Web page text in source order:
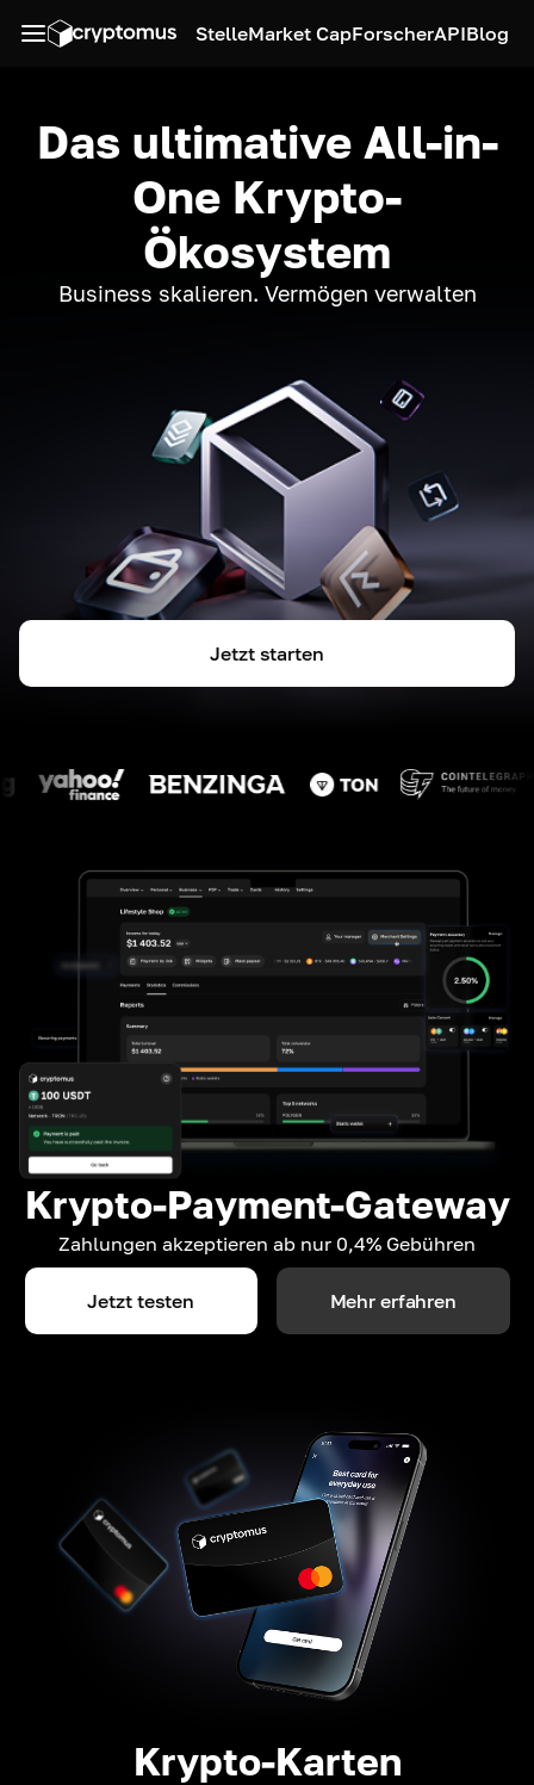
StelleMarket CapForscherAPIBlog
Das ultimative All-in-
One Krypto-
Ökosystem
Business skalieren. Vermögen verwalten
Jetzt starten
Krypto-Payment-Gateway
Zahlungen akzeptieren ab nur 0,4% Gebühren
Jetzt testen Mehr erfahren
Krypto-Karten